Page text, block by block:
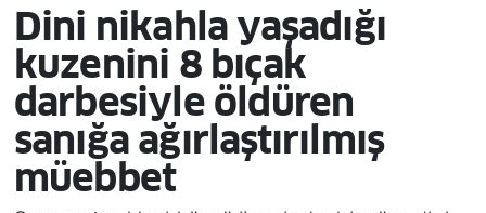
Dini nikahla yaşadığı
kuzenini 8 bıçak
darbesiyle öldüren
sanığa ağırlaştırılmış
müebbet
Asayiş
Bilim ve Teknoloji
Bölge
Dünya
Tüm Manşetler
Son Dakika Haberleri
Haber Arşivi